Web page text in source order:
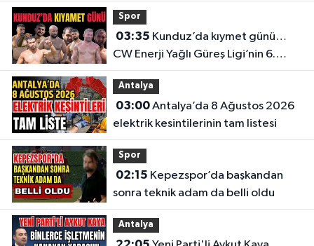
Spor
03:35
CW Enerji Yağlı Güreş Ligi’nin 6.
Etabı öncesi nefesler tutuldu
Antalya
03:00Antalya’da 8 Ağustos 2026
elektrik kesintilerinin tam listesi
Spor
02:15
sonra teknik adam da belli oldu
Antalya